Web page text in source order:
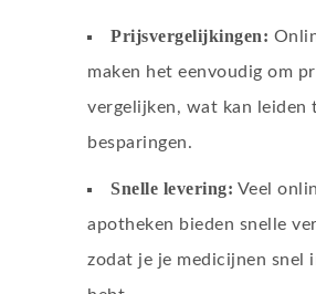
Prijsvergelijkingen:
maken het eenvoudig om
vergelijken, wat kan leiden
besparingen.
Snelle levering: Veel
apotheken bieden snelle
zodat je je medicijnen snel